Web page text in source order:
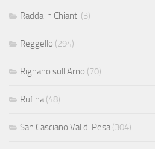
Radda in Chianti (3)
Reggello (294)
Rignano sull'Arno (70)
Rufina(48)
San Casciano Val di Pesa(304)